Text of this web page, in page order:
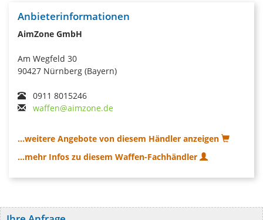
Anbieterinformationen
AimZone GmbH
Am Wegfeld 30
90427 Nürnberg (Bayern)
0911 8015246
waffen@aimzone.de
...weitere Angebote von diesem Händler anzeigen
...mehr Infos zu diesem Waffen-Fachhändler